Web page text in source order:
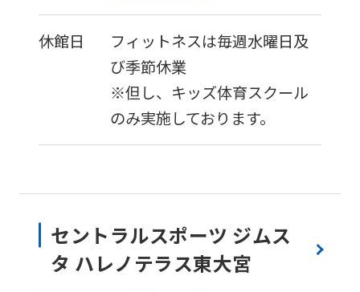
休館日
フィットネスは毎週水曜日及
び季節休業
※但し、キッズ体育スクール
のみ実施しております。
セントラルスポーツ ジムス
タ ハレノテラス東大宮